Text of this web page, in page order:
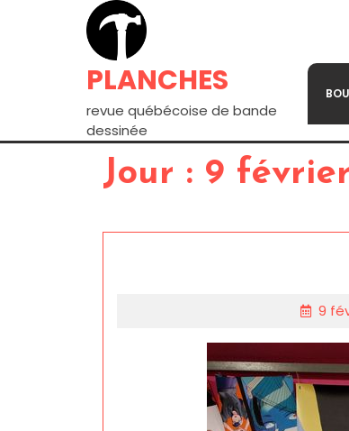
PLANCHES
revue québécoise de bande
dessinée
Jour : 9
9